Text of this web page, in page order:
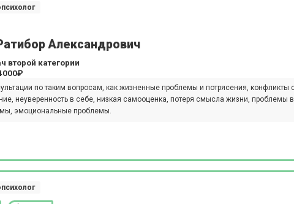
Александрович
второй категории
по таким вопросам, как жизненные проблемы и потрясения, конфликты
неуверенность в себе, низкая самооценка, потеря смысла жизни, проблемы в
эмоциональные проблемы.